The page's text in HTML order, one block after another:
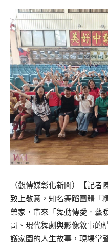
（觀傳媒彰化新聞）【記
致上敬意，知名舞蹈團體「
榮家，帶來「舞動傳愛．藝
哥、現代舞劇與影像敘事的
護家園的人生故事，現場掌